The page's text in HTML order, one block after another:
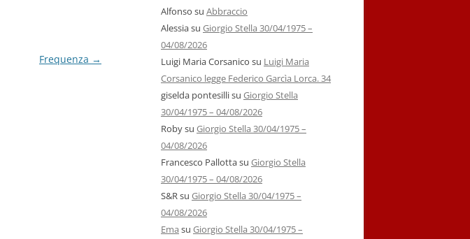
Frequenza →
Alfonso su Abbraccio
Alessiasu Giorgio Stella 30/04/1975 –
04/08/2026
Luigi Maria Corsanico su Luigi Maria
Corsanico legge Federico Garcìa Lorca. 34
giselda pontesillisu Giorgio Stella
30/04/1975 – 04/08/2026
Robysu Giorgio Stella 30/04/1975 –
04/08/2026
Francesco Pallottasu Giorgio Stella
30/04/1975 – 04/08/2026
S&Rsu Giorgio Stella 30/04/1975 –
04/08/2026
Ema su Giorgio Stella 30/04/1975 –